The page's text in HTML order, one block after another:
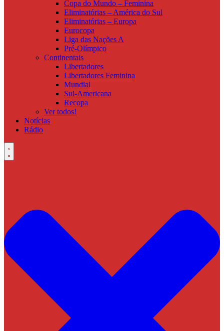
Copa do Mundo – Feminina
Eliminatórias – América do Sul
Eliminatórias – Europa
Eurocopa
Liga das Nações A
Pré-Olímpico
Continentais
Libertadores
Libertadores Feminina
Mundial
Sul-Americana
Recopa
Ver todos!
Notícias
Rádio